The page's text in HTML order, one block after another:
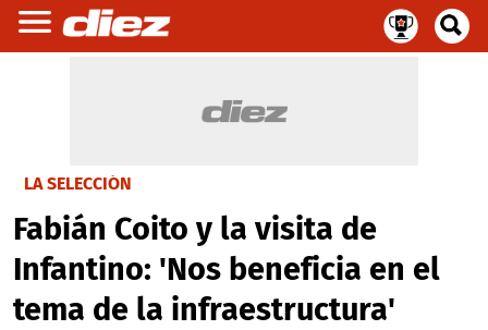
LA SELECCIÓN
Fabián Coito y la visita de
Infantino: 'Nos beneficia en el
tema de la infraestructura'